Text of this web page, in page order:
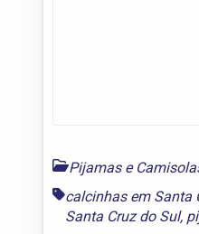
Pijamas e
calcinhas em Santa
Santa Cruz do Sul,